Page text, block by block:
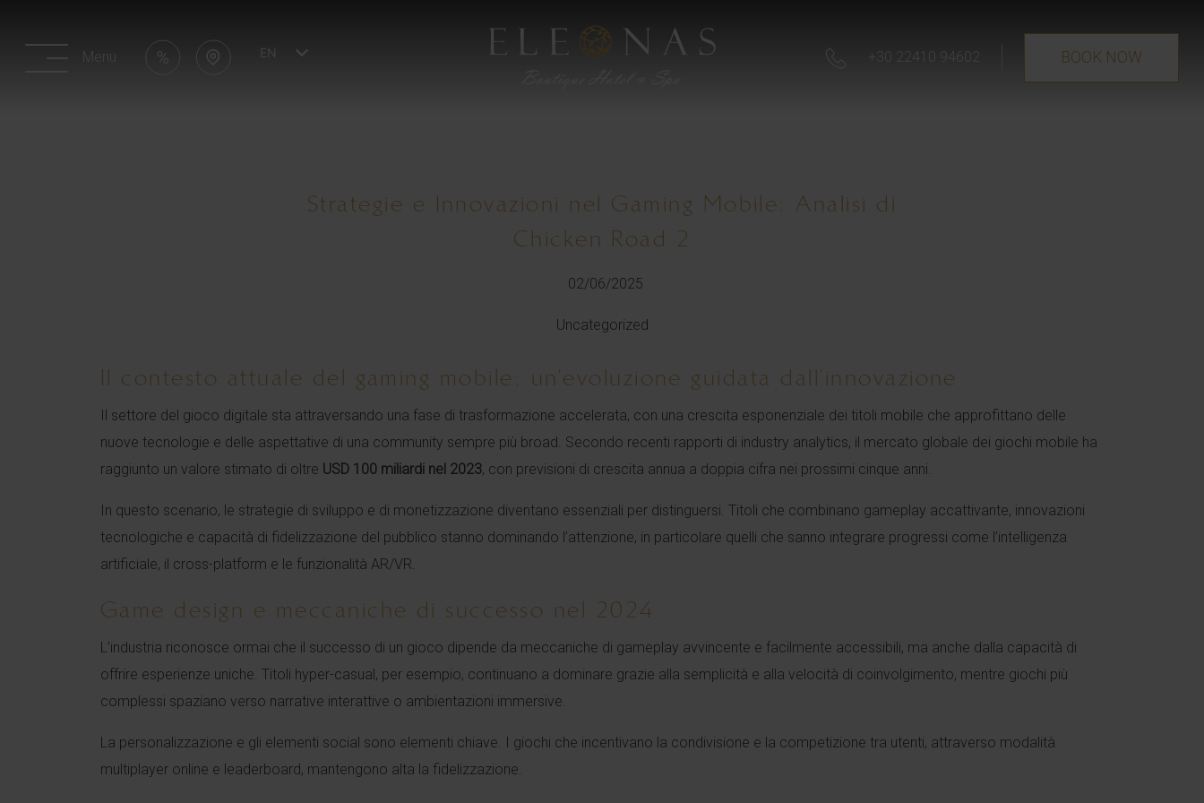
Menu EN +30 22410 94602 BOOK NOW
Strategie e Innovazioni nel Gaming Mobile: Analisi di
Chicken Road 2
02/06/2025
Uncategorized
Il contesto attuale del gaming mobile: un’evoluzione guidata dall’innovazione
Il settore del gioco digitale sta attraversando una fase di trasformazione accelerata, con una crescita esponenziale dei titoli mobile che approfittano delle
nuove tecnologie e delle aspettative di una community sempre più broad. Secondo recenti rapporti di industry analytics, il mercato globale dei giochi mobile ha
raggiunto un valore stimato di oltre USD 100 miliardi nel 2023, con previsioni di crescita annua a doppia cifra nei prossimi cinque anni.
In questo scenario, le strategie di sviluppo e di monetizzazione diventano essenziali per distinguersi. Titoli che combinano gameplay accattivante, innovazioni
tecnologiche e capacità di fidelizzazione del pubblico stanno dominando l’attenzione, in particolare quelli che sanno integrare progressi come l’intelligenza
artificiale, il cross-platform e le funzionalità AR/VR.
Game design e meccaniche di successo nel 2024
L’industria riconosce ormai che il successo di un gioco dipende da meccaniche di gameplay avvincente e facilmente accessibili, ma anche dalla capacità di
offrire esperienze uniche. Titoli hyper-casual, per esempio, continuano a dominare grazie alla semplicità e alla velocità di coinvolgimento, mentre giochi più
complessi spaziano verso narrative interattive o ambientazioni immersive.
La personalizzazione e gli elementi social sono elementi chiave. I giochi che incentivano la condivisione e la competizione tra utenti, attraverso modalità
multiplayer online e leaderboard, mantengono alta la fidelizzazione.